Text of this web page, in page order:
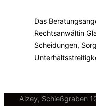
Das
Rechtsanwältin
Scheidungen,
Alzey, Schießgraben